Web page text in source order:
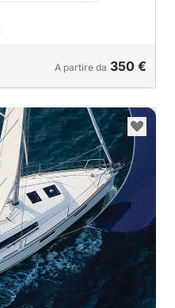
A partire da 350 €